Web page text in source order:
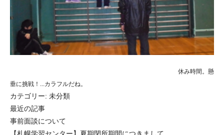
休み時間。懸
垂に挑戦！...カラフルだね。
カテゴリー: 未分類
最近の記事
事前面談について